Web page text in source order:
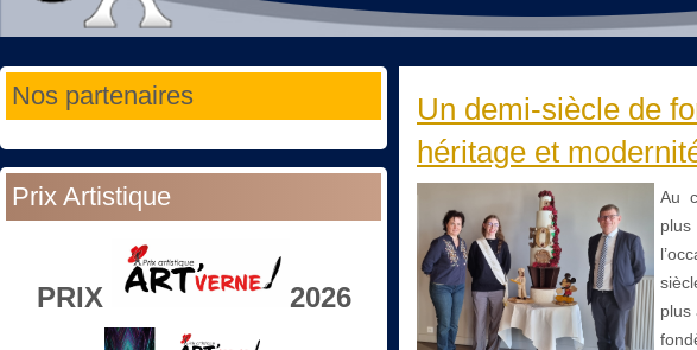
Nos partenaires
Prix Artistique
PRIX 2026
Un demi-siècle de
héritage et
Au
plus